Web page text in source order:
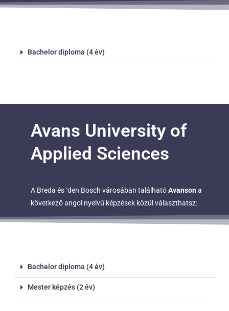
Bachelor diploma (4 év)
Avans University of
Applied Sciences
A Breda és ‘den Bosch városában találhatóAvanson a
következő angol nyelvű képzések közül választhatsz:
Bachelor diploma (4 év)
Mester képzés (2 év)